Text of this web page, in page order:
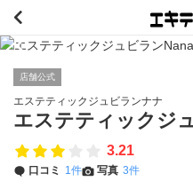
店舗公式
エステティックジュビランナナ
エステティックジ
3.21
口コミ 1件 写真 3件